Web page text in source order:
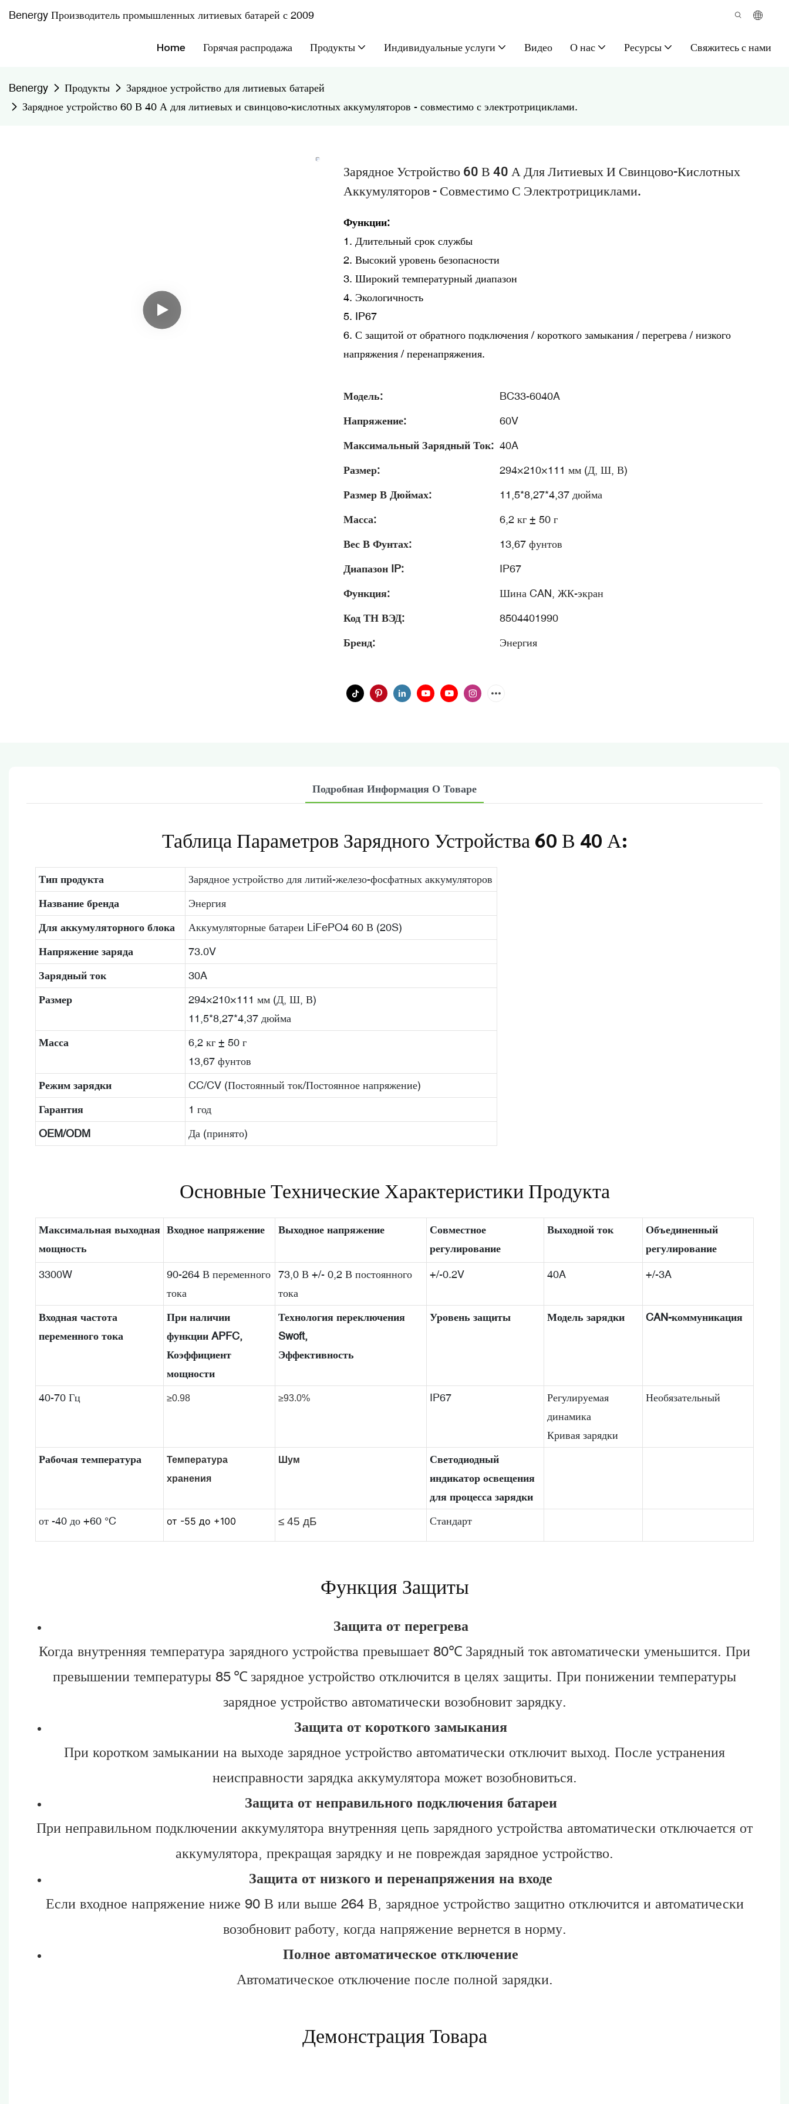
Benergy Производитель промышленных литиевых батарей с 2009
Home Горячая распродажа Продукты Индивидуальные услуги Видео О нас Ресурсы Свяжитесь с нами
Benergy Продукты
Зарядное устройство для литиевых батарей
Зарядное устройство 60 В 40 А для литиевых и свинцово-кислотных аккумуляторов - совместимо с электротрициклами.
Зарядное Устройство 60 В 40 А Для Литиевых И Свинцово-Кислотных
Аккумуляторов - Совместимо С Электротрициклами.
Функции:
1. Длительный срок службы
2. Высокий уровень безопасности
3. Широкий температурный диапазон
4. Экологичность
5. IP67
6. С защитой от обратного подключения / короткого замыкания / перегрева / низкого
напряжения / перенапряжения.
Модель:
BC33-6040A
Напряжение:
60V
Максимальный Зарядный Ток: 40A
Размер:
294×210×111 мм (Д, Ш, В)
Размер В Дюймах:
11,5*8,27*4,37 дюйма
Масса:
6,2 кг ± 50 г
Вес В Фунтах:
13,67 фунтов
Диапазон IP:
IP67
Функция:
Шина CAN, ЖК-экран
Код ТН ВЭД:
8504401990
Бренд:
Энергия
Подробная Информация О Товаре
Таблица Параметров Зарядного Устройства 60 В 40 А:
Тип продукта
Зарядное устройство для литий-железо-фосфатных аккумуляторов
Название бренда
Энергия
Для аккумуляторного блока
Аккумуляторные батареи LiFePO4 60 В (20S)
Напряжение заряда
73.0V
Зарядный ток
30A
Размер
294×210×111 мм (Д, Ш, В)
11,5*8,27*4,37 дюйма
Масса
6,2 кг ± 50 г
13,67 фунтов
Режим зарядки
CC/CV (Постоянный ток/Постоянное напряжение)
Гарантия
1 год
OEM/ODM
Да (принято)
Основные Технические Характеристики Продукта
Максимальная выходная
мощность
Входное напряжение Выходное напряжение
Совместное
регулирование
Выходной ток
Объединенный
регулирование
3300W
90-264 В переменного
тока
73,0 В +/- 0,2 В постоянного
тока
+/-0.2V 40A +/-3A
Входная частота
переменного тока
При наличии
функции APFC,
Коэффициент
мощности
Технология переключения
Swoft,
Эффективность
Уровень защиты Модель зарядки CAN-коммуникация
40-70 Гц ≥0.98 ≥93.0% IP67
Регулируемая
динамика
Кривая зарядки
Необязательный
Рабочая температура
Температура
хранения
Шум
Светодиодный
индикатор освещения
для процесса зарядки
от -40 до +60 °C
от -55 до +100 ≤ 45 дБ Стандарт
Функция Защиты
Защита от перегрева
Когда внутренняя температура зарядного устройства превышает 80℃ Зарядный ток автоматически уменьшится. При
превышении температуры 85 ℃ зарядное устройство отключится в целях защиты. При понижении температуры
зарядное устройство автоматически возобновит зарядку.
Защита от короткого замыкания
При коротком замыкании на выходе зарядное устройство автоматически отключит выход. После устранения
неисправности зарядка аккумулятора может возобновиться.
Защита от неправильного подключения батареи
При неправильном подключении аккумулятора внутренняя цепь зарядного устройства автоматически отключается от
аккумулятора, прекращая зарядку и не повреждая зарядное устройство.
Защита от низкого и перенапряжения на входе
Если входное напряжение ниже 90 В или выше 264 В, зарядное устройство защитно отключится и автоматически
возобновит работу, когда напряжение вернется в норму.
Полное автоматическое отключение
Автоматическое отключение после полной зарядки.
Демонстрация Товара